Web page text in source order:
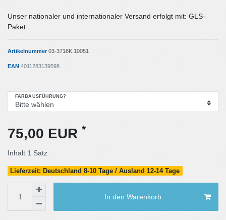
Unser nationaler und internationaler Versand erfolgt mit: GLS-
Paket
Artikelnummer03-3718K.10051
EAN 4011283139598
FARBAUSFÜHRUNG?
75,00 EUR *
Inhalt 1 Satz
Lieferzeit: Deutschland 8-10 Tage / Ausland 12-14 Tage
In den Warenkorb